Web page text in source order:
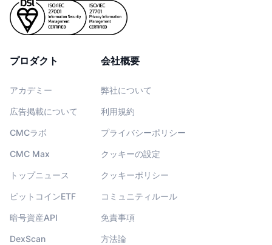
プロダクト
アカデミー
広告掲載について
CMCラボ
CMC Max
トップニュース
ビットコインETF
暗号資産API
DexScan
会社概要
弊社について
利用規約
プライバシーポリシー
クッキーの設定
クッキーポリシー
コミュニティルール
免責事項
方法論